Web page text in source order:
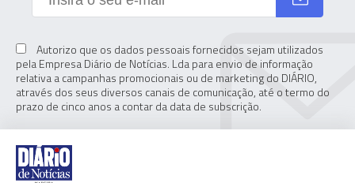
Autorizo que os dados pessoais fornecidos sejam utilizados
pela Empresa Diário de Notícias. Lda para envio de informação
relativa a campanhas promocionais ou de marketing do DIÁRIO,
através dos seus diversos canais de comunicação, até o termo do
prazo de cinco anos a contar da data de subscrição.